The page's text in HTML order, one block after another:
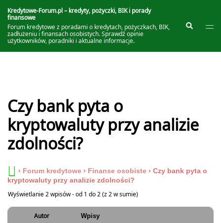
do
treści
Kredytowe-Forum.pl – kredyty, pożyczki, BIK i porady
finansowe
Forum kredytowe z poradami o kredytach, pożyczkach, BIK,
zadłużeniu i finansach osobistych. Sprawdź opinie
użytkowników, poradniki i aktualne informacje.
Szukaj
Czy bank pyta o
kryptowaluty przy analizie
zdolności?
› Forum kredytowe › Finanse osobiste › Czy bank pyta o
kryptowaluty przy analizie zdolności?
Wyświetlanie 2 wpisów - od 1 do 2 (z 2 w sumie)
Autor Wpisy